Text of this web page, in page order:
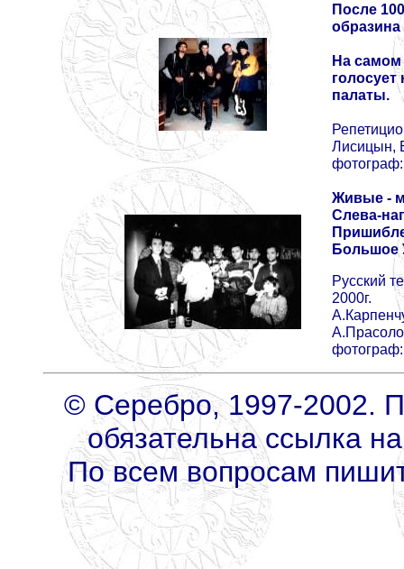
После
образина
На самом
голосует
палаты.
Лисицын,
Живые -
Слева-
Большое
Русский
2000г.
© Серебро, 1997-2002.
обязательна ссылка
По всем вопросам